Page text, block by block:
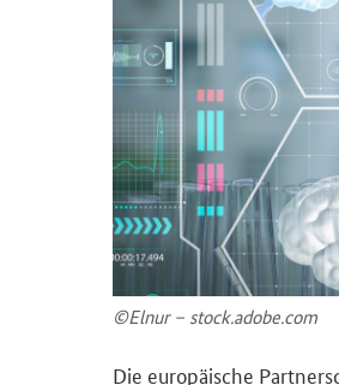
©Elnur – stock.adobe.com
Die eu­ro­päi­sche